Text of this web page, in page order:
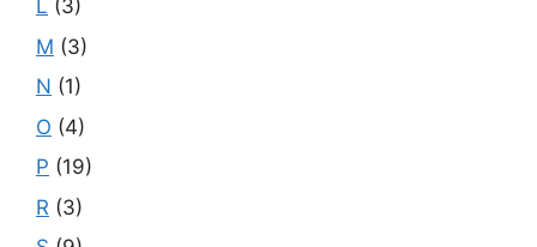
L (3)
M (3)
N (1)
O (4)
P (19)
R (3)